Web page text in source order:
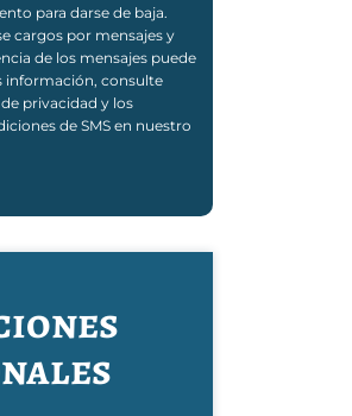
para darse de baja.
cargos por mensajes y
de los mensajes puede
información, consulte
privacidad y los
de SMS en nuestro